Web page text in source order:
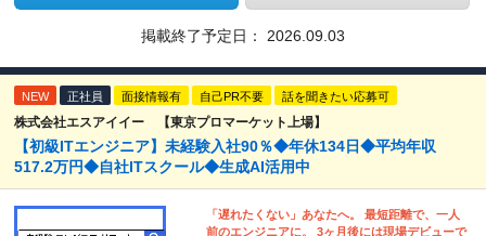
掲載終了予定日： 2026.09.03
NEW 正社員 面接情報有 自己PR不要 話を聞きたい応募可
株式会社エスアイイー 【東京プロマーケット上場】
【初級ITエンジニア】未経験入社90％◆年休134日◆平均年収
517.2万円◆自社ITスクール◆生成AI活用中
「遅れたくない」あなたへ。 最短距離で、一人
前のエンジニアに。 3ヶ月後には現場デビューで